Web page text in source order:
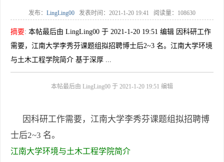
发布： LingLing00 发表时间： 2021-1-20 19:41 阅读量： 108630
摘要: 本帖最后由 LingLing00 于 2021-1-20 19:51 编辑 因科研工作
需要，江南大学李秀芬课题组拟招聘博士后2~3 名。江南大学环境
与土木工程学院简介 基于深厚 ...
本帖最后由 LingLing00 于 2021-1-20 19:51 编辑
因科研工作需要，江南大学李秀芬课题组拟招聘博
士后2~3 名。
江南大学环境与土木工程学院简介